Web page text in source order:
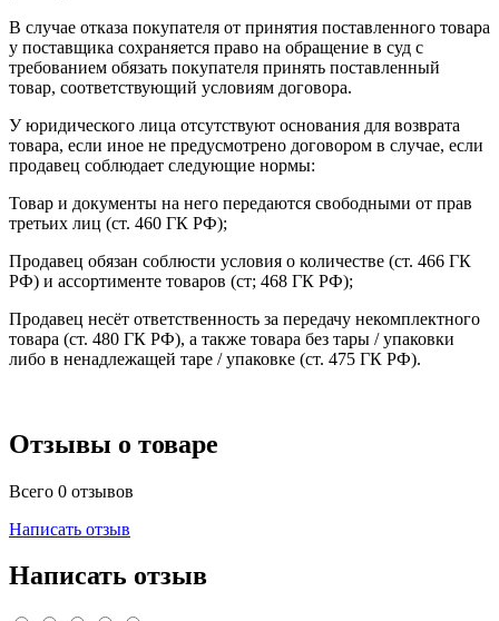
В случае отказа покупателя от принятия поставленного товара
у поставщика сохраняется право на обращение в суд с
требованием обязать покупателя принять поставленный
товар, соответствующий условиям договора.
У юридического лица отсутствуют основания для возврата
товара, если иное не предусмотрено договором в случае, если
продавец соблюдает следующие нормы:
Товар и документы на него передаются свободными от прав
третьих лиц (ст. 460 ГК РФ);
Продавец обязан соблюсти условия о количестве (ст. 466 ГК
РФ) и ассортименте товаров (ст; 468 ГК РФ);
Продавец несёт ответственность за передачу некомплектного
товара (ст. 480 ГК РФ), а также товара без тары / упаковки
либо в ненадлежащей таре / упаковке (ст. 475 ГК РФ).
Отзывы о товаре
Всего 0 отзывов
Написать отзыв
Написать отзыв